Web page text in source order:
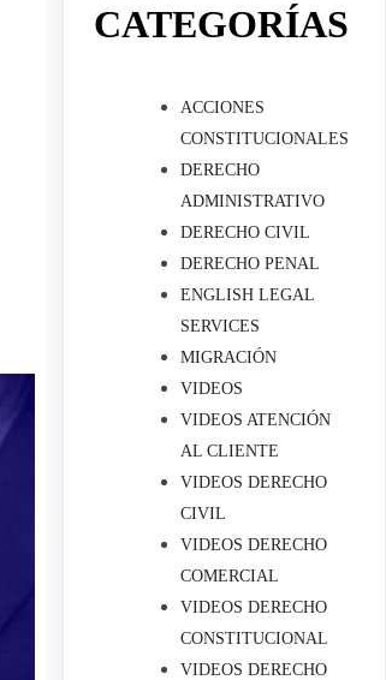
CATEGORÍAS
ACCIONES
CONSTITUCIONALES
DERECHO
ADMINISTRATIVO
DERECHO CIVIL
DERECHO PENAL
ENGLISH LEGAL
SERVICES
MIGRACIÓN
VIDEOS
VIDEOS ATENCIÓN
AL CLIENTE
VIDEOS DERECHO
CIVIL
VIDEOS DERECHO
COMERCIAL
VIDEOS DERECHO
CONSTITUCIONAL
VIDEOS DERECHO